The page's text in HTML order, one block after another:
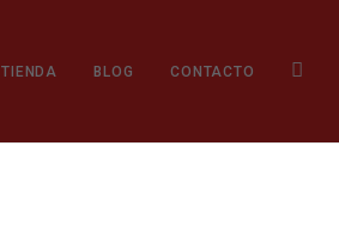
TIENDA BLOG CONTACTO